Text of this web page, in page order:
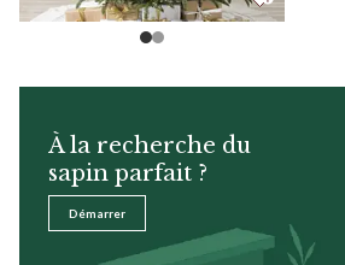
À la recherche du
sapin parfait ?
Démarrer